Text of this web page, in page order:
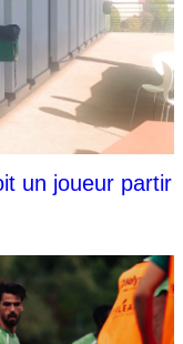
un joueur partir